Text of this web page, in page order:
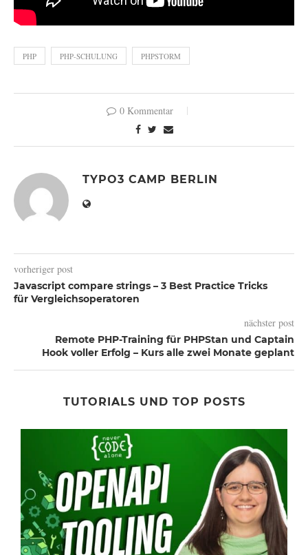
PHP PHP-SCHULUNG PHPSTORM
0 Kommentar
TYPO3 CAMP BERLIN
vorheriger post
Javascript compare strings – 3 Best Practice Tricks
für Vergleichsoperatoren
nächster post
Remote PHP-Training für PHPStan und Captain
Hook voller Erfolg – Kurs alle zwei Monate geplant
TUTORIALS UND TOP POSTS